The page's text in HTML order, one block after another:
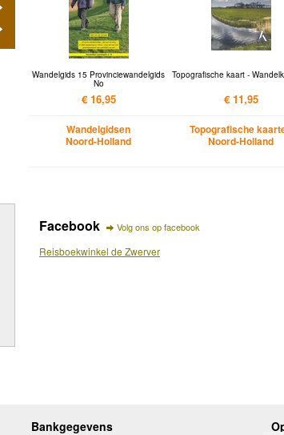
Wandelgids 15 Provinciewandelgids
No
€ 16,95
Wandelgidsen
Noord-Holland
Topografische kaart -
€ 11,95
Topografische
Noord-Holland
Facebook Volg ons op facebook
Reisboekwinkel de Zwerver
Bankgegevens